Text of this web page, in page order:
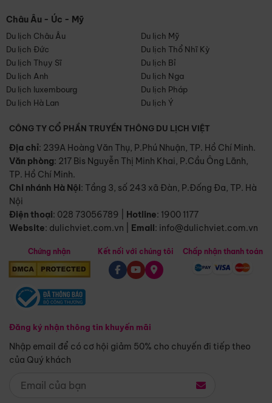
Châu Âu - Úc - Mỹ
Du lịch Châu Âu
Du lịch Mỹ
Du lịch Đức
Du lịch Thổ Nhĩ Kỳ
Du lịch Thụy Sĩ
Du lịch Bỉ
Du lịch Anh
Du lịch Nga
Du lịch luxembourg
Du lịch Pháp
Du lịch Hà Lan
Du lịch Ý
CÔNG TY CỔ PHẦN TRUYỀN THÔNG DU LỊCH VIỆT
Địa chỉ: 239A Hoàng Văn Thụ, P.Phú Nhuận, TP. Hồ Chí Minh.
Văn phòng: 217 Bis Nguyễn Thị Minh Khai, P.Cầu Ông Lãnh,
TP. Hồ Chí Minh.
Chi nhánh Hà Nội: Tầng 3, số 243 xã Đàn, P.Đống Đa, TP. Hà
Nội
Điện thoại: 028 73056789 Hotline: 1900 1177
Website: dulichviet.com.vn Email: info@dulichviet.com.vn
Chứng nhận
Đăng ký nhận thông tin khuyến mãi
Nhập email để có cơ hội giảm 50% cho chuyến đi tiếp theo
của Quý khách
Kết nối với chúng tôi Chấp nhận thanh toán